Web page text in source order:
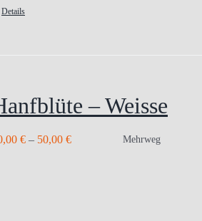
Details
– Weisse
€ – 50,00 € Mehrweg